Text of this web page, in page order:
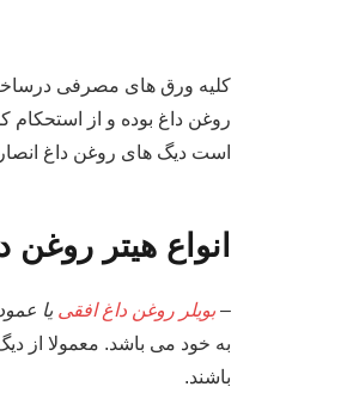
است دیگ های روغن داغ
انواع هیتر روغن
– بویلر روغن داغ افقی یا
به خود می باشد. معمولا از
باشند.